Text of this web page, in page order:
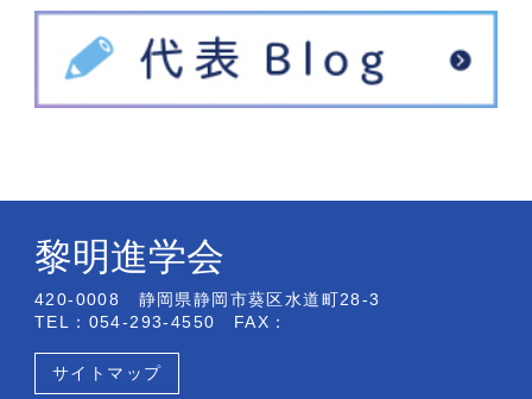
黎明進学会
420-0008 静岡県静岡市葵区水道町28-3
TEL：054-293-4550 FAX：
サイトマップ